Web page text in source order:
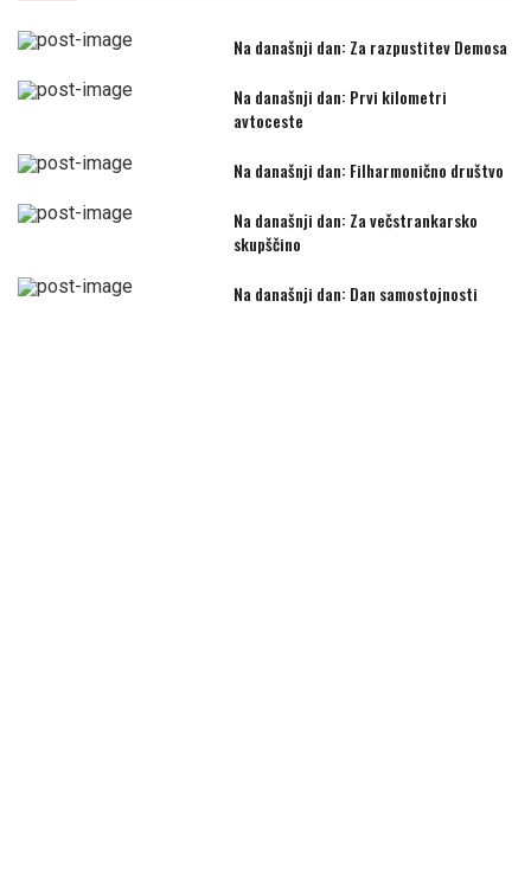
Na današnji dan: Za razpustitev Demosa
Na današnji dan: Prvi kilometri
avtoceste
Na današnji dan: Filharmonično društvo
Na današnji dan: Za večstrankarsko
skupščino
Na današnji dan: Dan samostojnosti